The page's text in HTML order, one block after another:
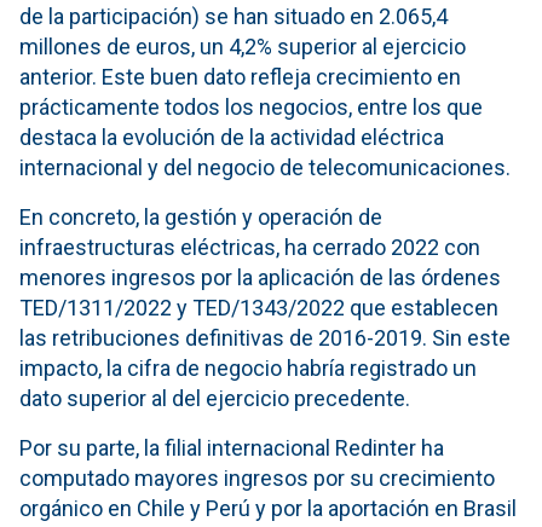
de la participación) se han situado en 2.065,4
millones de euros, un 4,2% superior al ejercicio
anterior. Este buen dato refleja crecimiento en
prácticamente todos los negocios, entre los que
destaca la evolución de la actividad eléctrica
internacional y del negocio de telecomunicaciones.
En concreto, la gestión y operación de
infraestructuras eléctricas, ha cerrado 2022 con
menores ingresos por la aplicación de las órdenes
TED/1311/2022 y TED/1343/2022 que establecen
las retribuciones definitivas de 2016-2019. Sin este
impacto, la cifra de negocio habría registrado un
dato superior al del ejercicio precedente.
Por su parte, la filial internacional Redinter ha
computado mayores ingresos por su crecimiento
orgánico en Chile y Perú y por la aportación en Brasil